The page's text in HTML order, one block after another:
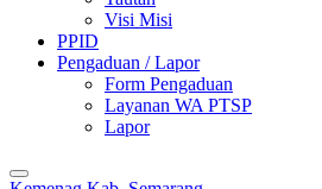
Visi Misi
PPID
Pengaduan / Lapor
Form Pengaduan
Layanan WA PTSP
Lapor